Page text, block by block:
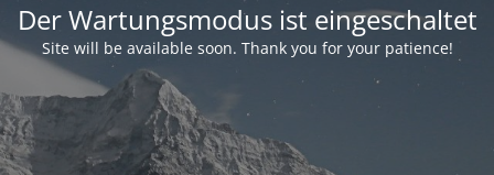
Der Wartungsmodus ist eingeschaltet
Site will be available soon. Thank you for your patience!